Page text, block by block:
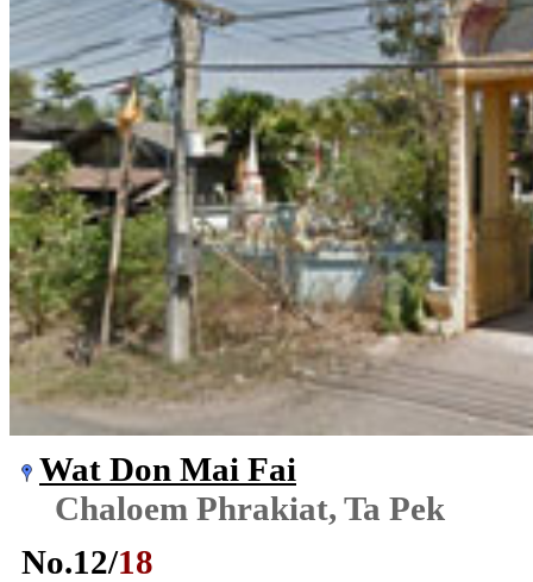
Wat Don Mai Fai
Chaloem Phrakiat, Ta Pek
No.12/18